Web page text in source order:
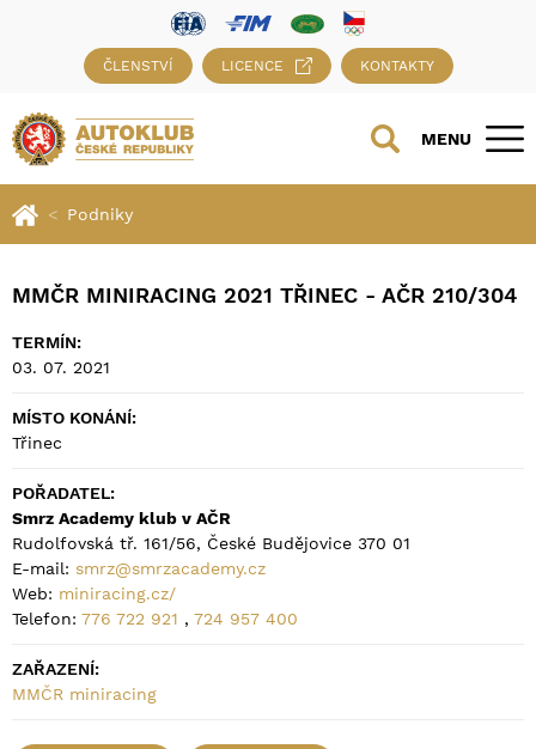
ČLENSTVÍ LICENCE KONTAKTY
MENU
Podniky
MMČR MINIRACING 2021 TŘINEC - AČR 210/304
TERMÍN:
03. 07. 2021
MÍSTO KONÁNÍ:
Třinec
POŘADATEL:
Smrz Academy klub v AČR
Rudolfovská tř. 161/56, České Budějovice 370 01
E-mail: smrz@smrzacademy.cz
Web: miniracing.cz/
Telefon: 776 722 921 , 724 957 400
ZAŘAZENÍ:
MMČR miniracing